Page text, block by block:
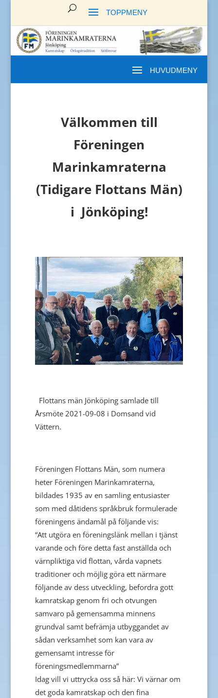
Välkommen till
Föreningen
Marinkamraterna
(Tidigare Flottans Män)
i Jönköping!
Flottans män Jönköping samlade till
Årsmöte 2021-09-08 i Domsand vid
Vättern.
Föreningen Flottans Män, som numera
heter Föreningen Marinkamraterna,
bildades 1935 av en samling entusiaster
som med dåtidens språkbruk formulerade
föreningens ändamål på följande vis:
“Att utgöra en föreningslänk mellan i tjänst
varande och före detta fast anställda och
värnpliktiga vid flottan, vårda vapnets
traditioner och möjlig göra ett närmare
följande av dess utveckling, befordra gott
kamratskap genom fri och otvungen
samvaro på gemensamma minnens
grundval samt befrämja utbyggandet av
sådan verksamhet som kan vara av
gemensamt intresse för
föreningsmedlemmarna”
Idag vill vi uttrycka oss så här: Vi värnar om
det goda kamratskap och den fina